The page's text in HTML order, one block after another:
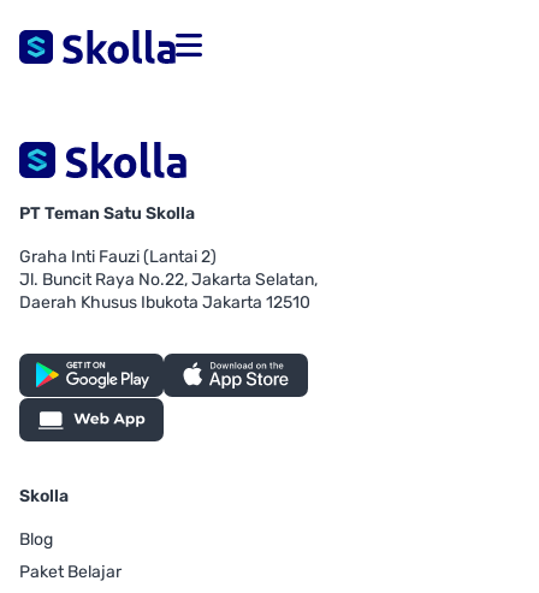
PT Teman Satu Skolla
Graha Inti Fauzi (Lantai 2)
Jl. Buncit Raya No.22, Jakarta Selatan,
Daerah Khusus Ibukota Jakarta 12510
Skolla
Blog
Paket Belajar